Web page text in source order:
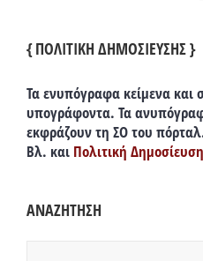
{ ΠΟΛΙΤΙΚΗ ΔΗΜΟΣΙΕΥΣΗΣ }
Τα ενυπόγραφα κείμενα και
υπογράφοντα. Τα
εκφράζουν τη ΣΟ του
Βλ. και Πολιτική
ΑΝΑΖΗΤΗΣΗ